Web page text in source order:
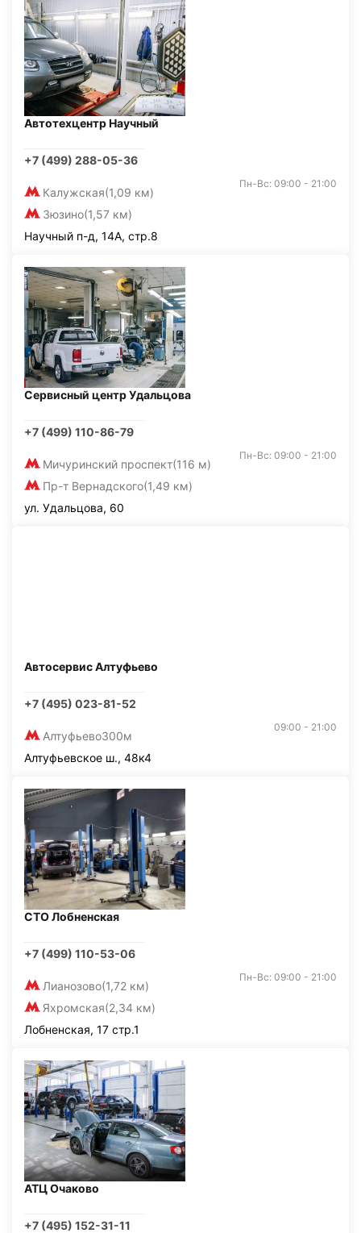
Автотехцентр Научный
+7 (499) 288-05-36
Калужская(1,09 км)
Зюзино(1,57 км)
Пн-Вс: 09:00 - 21:00
Научный п-д, 14А, стр.8
Сервисный центр Удальцова
+7 (499) 110-86-79
Мичуринский проспект(116 м)
Пр-т Вернадского(1,49 км)
Пн-Вс: 09:00 - 21:00
ул. Удальцова, 60
Автосервис Алтуфьево
+7 (495) 023-81-52
Алтуфьево300м
09:00 - 21:00
Алтуфьевское ш., 48к4
СТО Лобненская
+7 (499) 110-53-06
Лианозово(1,72 км)
Яхромская(2,34 км)
Пн-Вс: 09:00 - 21:00
Лобненская, 17 стр.1
АТЦ Очаково
+7 (495) 152-31-11